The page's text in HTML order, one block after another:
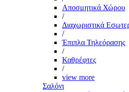
Αποσμητικά Χώρου
/
Διαχωριστικά
/
Έπιπλα Τηλεόρασης
/
Καθρέφτες
/
view more
Σαλόνι